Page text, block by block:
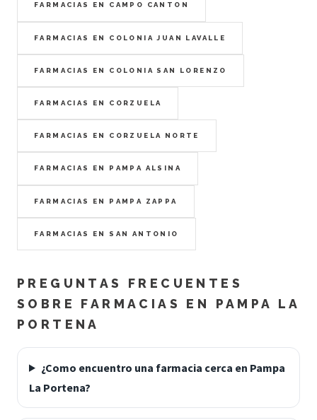
FARMACIAS EN CAMPO CANTON
FARMACIAS EN COLONIA JUAN LAVALLE
FARMACIAS EN COLONIA SAN LORENZO
FARMACIAS EN CORZUELA
FARMACIAS EN CORZUELA NORTE
FARMACIAS EN PAMPA ALSINA
FARMACIAS EN PAMPA ZAPPA
FARMACIAS EN SAN ANTONIO
PREGUNTAS FRECUENTES
SOBRE FARMACIAS EN PAMPA LA
PORTENA
¿Como encuentro una farmacia cerca en Pampa
La Portena?